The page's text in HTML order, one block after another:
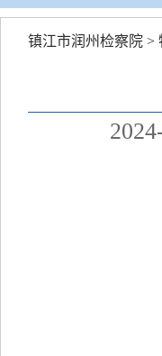
镇江市润州检察院 >